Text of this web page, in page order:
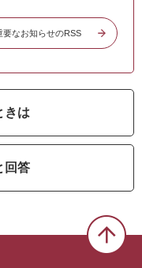
要なお知らせのRSS
きは
回答